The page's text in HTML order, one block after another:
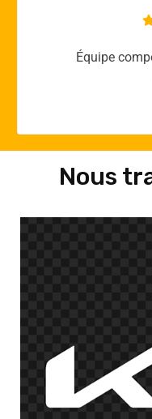
Merci
Nous